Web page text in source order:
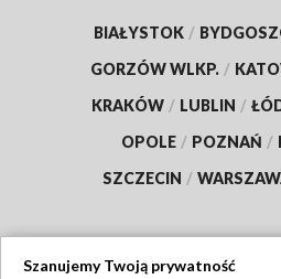
BIAŁYSTOK /
GORZÓW WLKP. /
KRAKÓW / LUBLIN /
OPOLE / POZNAŃ /
SZCZECIN /
Szanujemy Twoją prywatność